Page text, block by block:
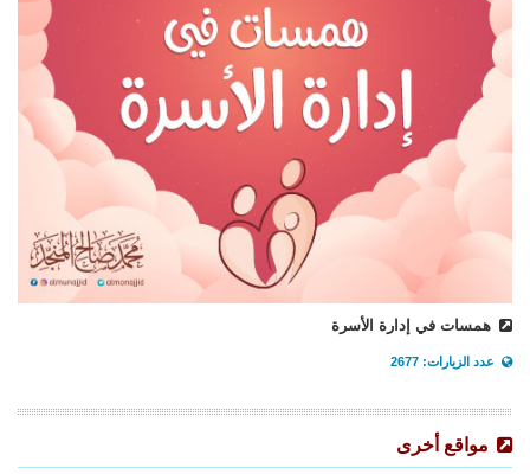
همسات في إدارة الأسرة
عدد الزيارات: 2677
مواقع أخرى